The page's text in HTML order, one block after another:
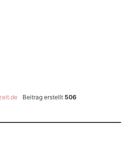
Beitrag erstellt 506